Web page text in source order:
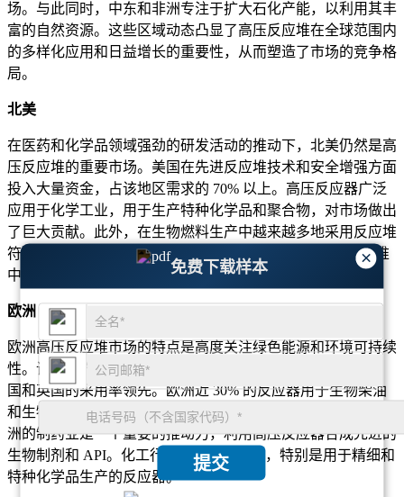
×
免费下载样本
提交
场。与此同时，中东和非洲专注于扩大石化产能，以利用其丰
富的自然资源。这些区域动态凸显了高压反应堆在全球范围内
的多样化应用和日益增长的重要性，从而塑造了市场的竞争格
局。
北美
在医药和化学品领域强劲的研发活动的推动下，北美仍然是高
压反应堆的重要市场。美国在先进反应堆技术和安全增强方面
投入大量资金，占该地区需求的 70% 以上。高压反应器广泛
应用于化学工业，用于生产特种化学品和聚合物，对市场做出
了巨大贡献。此外，在生物燃料生产中越来越多地采用反应堆
符合该地区的可持续发展目标，到 2023 年，新安装的反应堆
中约有 15% 专用于可再生能源应用。
欧洲
欧洲高压反应堆市场的特点是高度关注绿色能源和环境可持续
性。该地区约占全球高压反应堆需求的 25%，其中德国、法
国和英国的采用率领先。欧洲近 30% 的反应器用于生物柴油
和生物乙醇生产设施，支持欧盟的可再生能源指令。此外，欧
洲的制药业是一个重要的推动力，利用高压反应器合成先进的
生物制剂和 API。化工行业的需求也稳定，特别是用于精细和
特种化学品生产的反应器。